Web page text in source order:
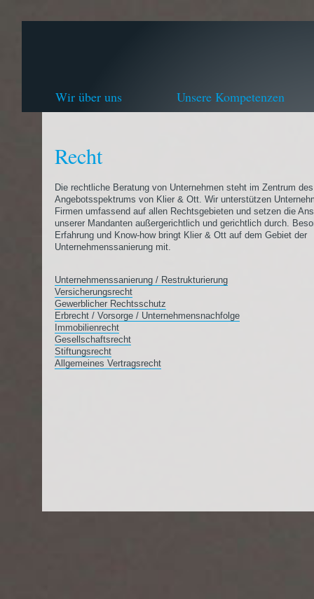
Wir über uns Unsere Kompetenzen
Recht
Die rechtliche Beratung von Unternehmen steht im Zentrum des
Angebotsspektrums von Klier & Ott. Wir unterstützen
Firmen umfassend auf allen Rechtsgebieten und setzen die
unserer Mandanten außergerichtlich und gerichtlich durch.
Erfahrung und Know-how bringt Klier & Ott auf dem Gebiet der
Unternehmenssanierung mit.
Unternehmenssanierung / Restrukturierung
Versicherungsrecht
Gewerblicher Rechtsschutz
Erbrecht / Vorsorge / Unternehmensnachfolge
Immobilienrecht
Gesellschaftsrecht
Stiftungsrecht
Allgemeines Vertragsrecht